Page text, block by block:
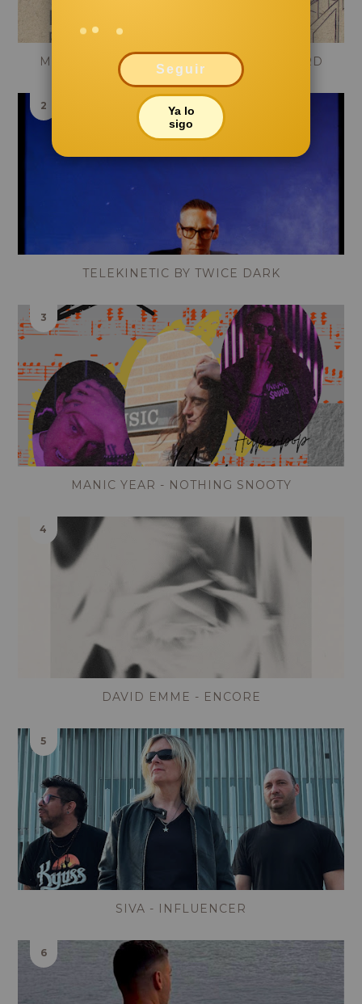
MARBLE RAFT - HERE IN YOUR BACKYARD
TELEKINETIC BY TWICE DARK
MANIC YEAR - NOTHING SNOOTY
DAVID EMME - ENCORE
SIVA - INFLUENCER
Seguir
Ya lo
sigo